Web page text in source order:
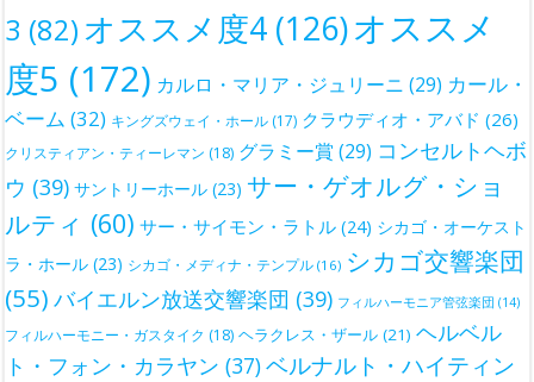
3 (82) オススメ度4 (126)オススメ
度5 (172) カルロ・マリア・ジュリーニ (29) カール・
ベーム (32) キングズウェイ・ホール (17) クラウディオ・アバド (26)
クリスティアン・ティーレマン (18) グラミー賞 (29) コンセルトヘボ
ウ (39) サントリーホール (23) サー・ゲオルグ・ショ
ルティ (60) サー・サイモン・ラトル (24) シカゴ・オーケスト
ラ・ホール (23) シカゴ・メディナ・テンプル (16) シカゴ交響楽団
(55) バイエルン放送交響楽団 (39) フィルハーモニア管弦楽団 (14)
フィルハーモニー・ガスタイク (18) ヘラクレス・ザール (21) ヘルベル
ト・フォン・カラヤン (37)ベルナルト・ハイティン